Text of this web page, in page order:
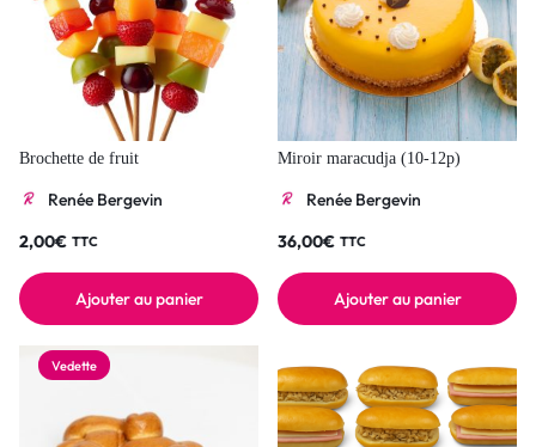
Brochette de fruit
Renée Bergevin
2,00€ TTC
Ajouter au panier
Miroir maracudja (10-12p)
Renée Bergevin
36,00€ TTC
Ajouter au panier
Vedette